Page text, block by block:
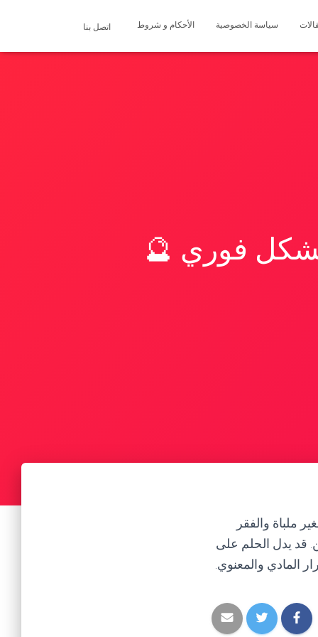
سياسة الخصوصية الأحكام و شروط اتصل بنا
فوري 🔮
ملباة والفقر
قد يدل الحلم على
المادي والمعنوي.